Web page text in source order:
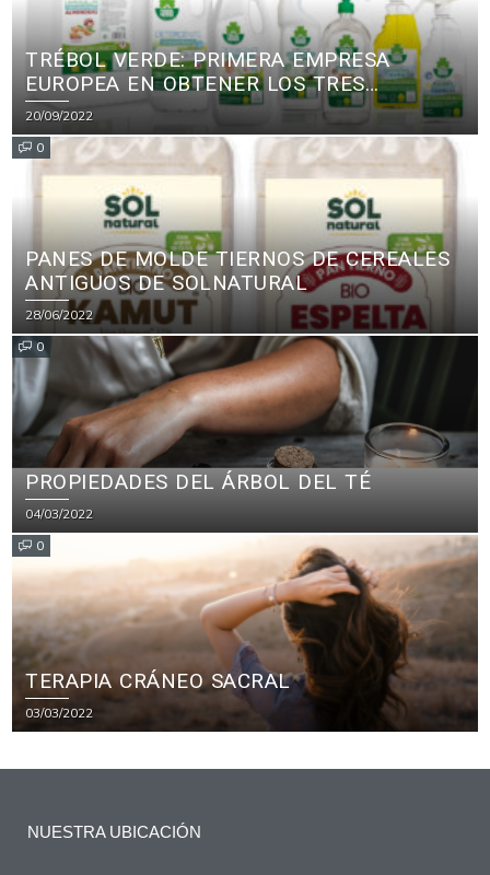
TRÉBOL VERDE: PRIMERA EMPRESA
EUROPEA EN OBTENER LOS TRES
PRINCIPALES CERTIFICADOS ECOLÓGICOS
PARA PRODUCTOS DE LIMPIEZA
20/09/2022
0
PANES DE MOLDE TIERNOS DE CEREALES
ANTIGUOS DE SOLNATURAL
28/06/2022
0
PROPIEDADES DEL ÁRBOL DEL TÉ
04/03/2022
0
TERAPIA CRÁNEO SACRAL
03/03/2022
NUESTRA UBICACIÓN